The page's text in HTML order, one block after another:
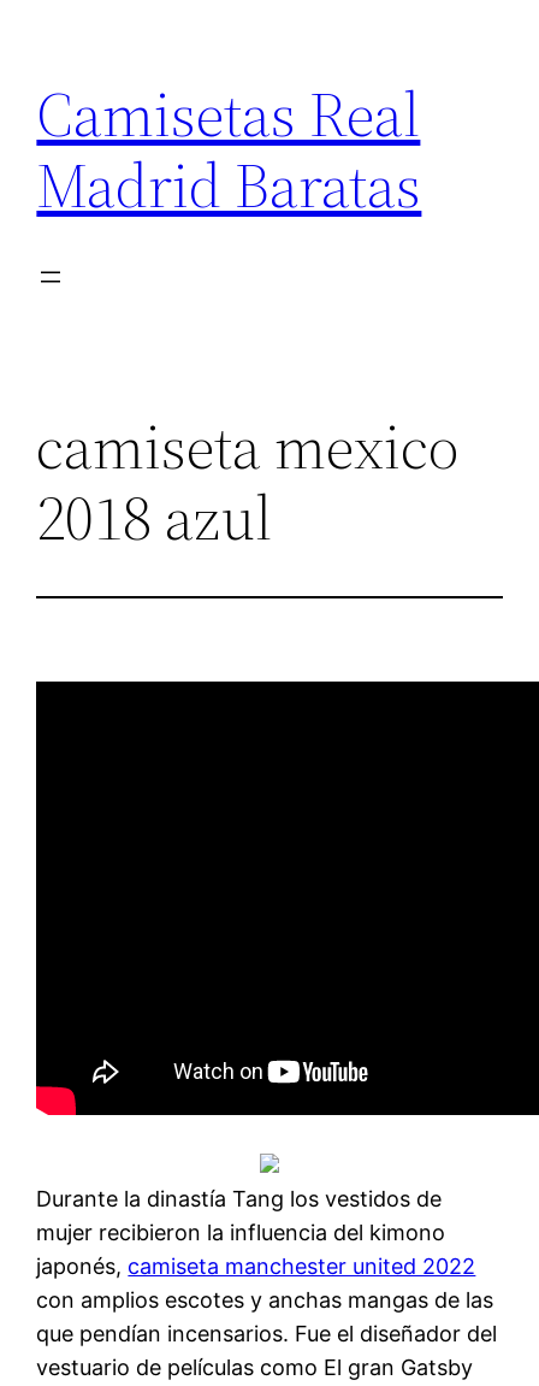
contenido
Camisetas Real
Madrid Baratas
camiseta mexico
2018 azul
Durante la dinastía Tang los vestidos de
mujer recibieron la influencia del kimono
japonés, camiseta manchester united 2022
con amplios escotes y anchas mangas de las
que pendían incensarios. Fue el diseñador del
vestuario de películas como El gran Gatsby